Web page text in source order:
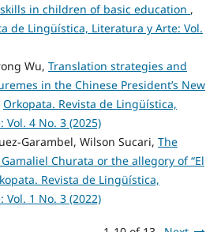
in children of basic education ,
de Lingüística, Literatura y Arte: Vol.
Wu, Translation strategies and
in the Chinese President’s New
Orkopata. Revista de Lingüística,
4 No. 3 (2025)
Garambel, Wilson Sucari, The
Churata or the allegory of “El
Revista de Lingüística,
1 No. 3 (2022)